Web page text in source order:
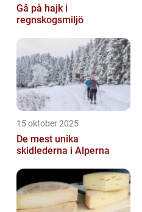
Gå på hajk i
regnskogsmiljö
15 oktober 2025
De mest unika
skidlederna i Alperna